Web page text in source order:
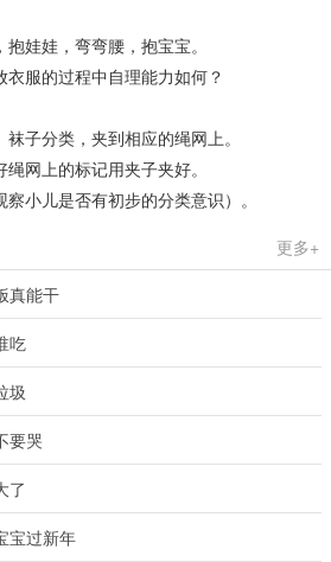
娃娃，弯弯腰，抱宝宝。
服的过程中自理能力如何？
分类，夹到相应的绳网上。
网上的标记用夹子夹好。
儿是否有初步的分类意识）。
更多+
真能干
吃
圾
要哭
了
宝过新年